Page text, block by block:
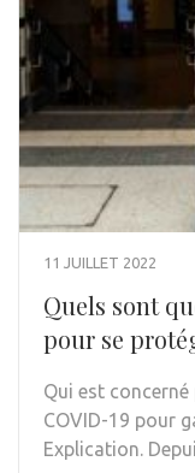
11 JUILLET 2022
Quels sont
pour se
Qui est
COVID-19 pour
Explication.